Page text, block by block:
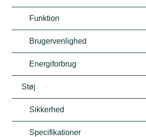
Funktion
Brugervenlighed
Energiforbrug
Støj
Sikkerhed
Specifikationer